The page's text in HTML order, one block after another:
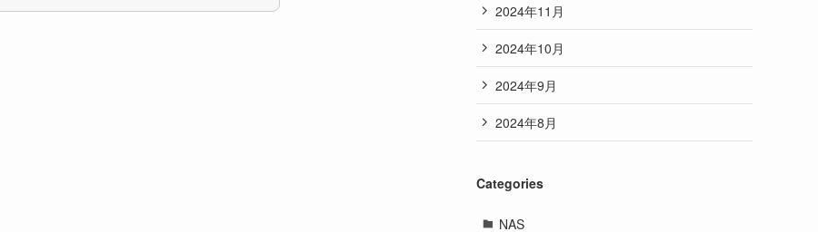
2024年11月
2024年10月
2024年9月
2024年8月
Categories
NAS